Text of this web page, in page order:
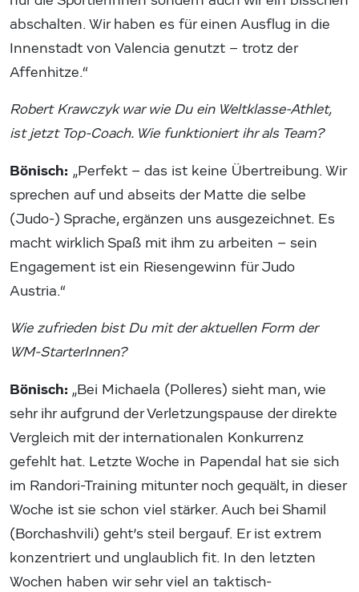
abschalten. Wir haben es für einen Ausflug in die
Innenstadt von Valencia genutzt – trotz der
Affenhitze.“
Robert Krawczyk war wie Du ein Weltklasse-Athlet,
ist jetzt Top-Coach. Wie funktioniert ihr als Team?
Bönisch: „Perfekt – das ist keine Übertreibung. Wir
sprechen auf und abseits der Matte die selbe
(Judo-) Sprache, ergänzen uns ausgezeichnet. Es
macht wirklich Spaß mit ihm zu arbeiten – sein
Engagement ist ein Riesengewinn für Judo
Austria.“
Wie zufrieden bist Du mit der aktuellen Form der
WM-StarterInnen?
Bönisch: „Bei Michaela (Polleres) sieht man, wie
sehr ihr aufgrund der Verletzungspause der direkte
Vergleich mit der internationalen Konkurrenz
gefehlt hat. Letzte Woche in Papendal hat sie sich
im Randori-Training mitunter noch gequält, in dieser
Woche ist sie schon viel stärker. Auch bei Shamil
(Borchashvili) geht’s steil bergauf. Er ist extrem
konzentriert und unglaublich fit. In den letzten
Wochen haben wir sehr viel an taktisch-